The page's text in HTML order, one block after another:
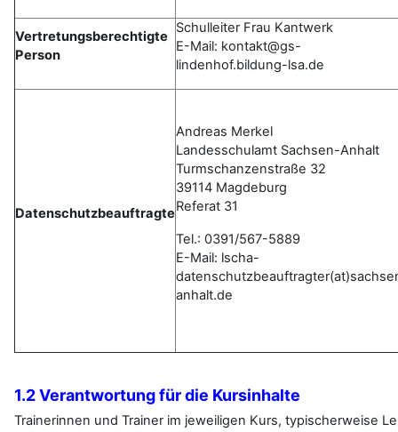
Vertretungsberechtigte
Person
Schulleiter Frau Kantwerk
E-Mail: kontakt@gs-
lindenhof.bildung-lsa.de
Datenschutzbeauftragte
Andreas Merkel
Landesschulamt Sachsen-Anhalt
Turmschanzenstraße 32
39114 Magdeburg
Referat 31
Tel.: 0391/567-5889
E-Mail: lscha-
anhalt.de
1.2 Verantwortung für die Kursinhalte
Trainerinnen und Trainer im jeweiligen Kurs, typischerweise